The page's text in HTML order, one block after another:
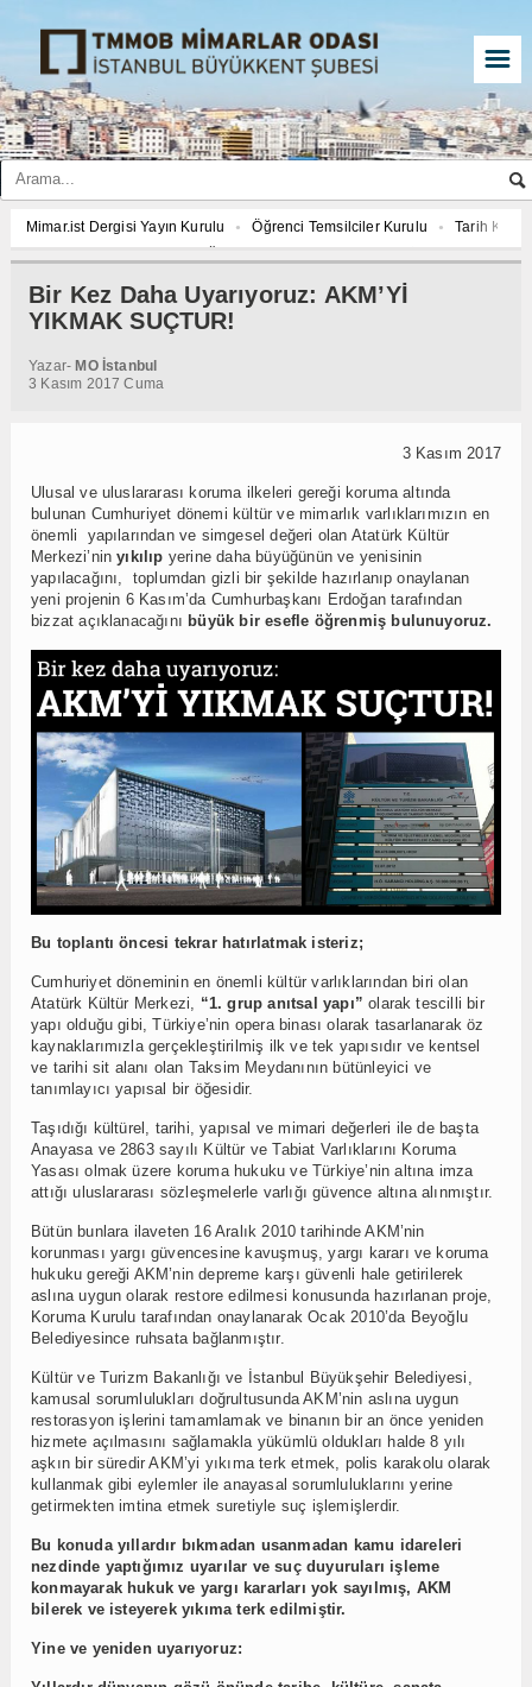
☰
Mimar.ist Dergisi Yayın Kurulu Öğrenci Temsilciler Kurulu
Tarih
İmar ve Çevre Komisyonu
Çed Danışma Kurulu
2027 YILI AJANDASI
Öğrenci Temsilciler Kurulu
Tarih Komisyonu
Bir Kez Daha Uyarıyoruz: AKM’Yİ
YIKMAK SUÇTUR!
Yazar- MO İstanbul
3 Kasım 2017 Cuma
3 Kasım 2017
Ulusal ve uluslararası koruma ilkeleri gereği koruma altında
bulunan Cumhuriyet dönemi kültür ve mimarlık varlıklarımızın en
önemli yapılarından ve simgesel değeri olan Atatürk Kültür
Merkezi’ninyıkılıp yerine daha büyüğünün ve yenisinin
yapılacağını, toplumdan gizli bir şekilde hazırlanıp onaylanan
yeni projenin 6 Kasım’da Cumhurbaşkanı Erdoğan tarafından
bizzat açıklanacağını büyük bir esefle öğrenmiş bulunuyoruz.
Bu toplantı öncesi tekrar hatırlatmak isteriz;
Cumhuriyet döneminin en önemli kültür varlıklarından biri olan
Atatürk Kültür Merkezi, “1. grup anıtsal yapı” olarak tescilli bir
yapı olduğu gibi, Türkiye’nin opera binası olarak tasarlanarak öz
kaynaklarımızla gerçekleştirilmiş ilk ve tek yapısıdır ve kentsel
ve tarihi sit alanı olan Taksim Meydanının bütünleyici ve
tanımlayıcı yapısal bir öğesidir.
Taşıdığı kültürel, tarihi, yapısal ve mimari değerleri ile de başta
Anayasa ve 2863 sayılı Kültür ve Tabiat Varlıklarını Koruma
Yasası olmak üzere koruma hukuku ve Türkiye’nin altına imza
attığı uluslararası sözleşmelerle varlığı güvence altına alınmıştır.
Bütün bunlara ilaveten 16 Aralık 2010 tarihinde AKM’nin
korunması yargı güvencesine kavuşmuş, yargı kararı ve koruma
hukuku gereği AKM’nin depreme karşı güvenli hale getirilerek
aslına uygun olarak restore edilmesi konusunda hazırlanan proje,
Koruma Kurulu tarafından onaylanarak Ocak 2010’da Beyoğlu
Belediyesince ruhsata bağlanmıştır.
Kültür ve Turizm Bakanlığı ve İstanbul Büyükşehir Belediyesi,
kamusal sorumlulukları doğrultusunda AKM’nin aslına uygun
restorasyon işlerini tamamlamak ve binanın bir an önce yeniden
hizmete açılmasını sağlamakla yükümlü oldukları halde 8 yılı
aşkın bir süredir AKM’yi yıkıma terk etmek, polis karakolu olarak
kullanmak gibi eylemler ile anayasal sorumluluklarını yerine
getirmekten imtina etmek suretiyle suç işlemişlerdir.
Bu konuda yıllardır bıkmadan usanmadan kamu idareleri
nezdinde yaptığımız uyarılar ve suç duyuruları işleme
konmayarak hukuk ve yargı kararları yok sayılmış, AKM
bilerek ve isteyerek yıkıma terk edilmiştir.
Yine ve yeniden uyarıyoruz: